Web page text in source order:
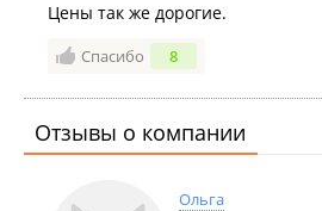
Цены так же дорогие.
Спасибо 8
Отзывы о компании
Ольга